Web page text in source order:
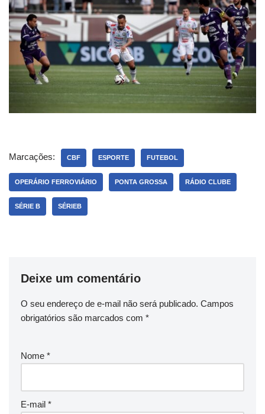
Marcações: CBF ESPORTE FUTEBOL
OPERÁRIO FERROVIÁRIO PONTA GROSSA RÁDIO CLUBE
SÉRIE B SÉRIEB
Deixe um comentário
O seu endereço de e-mail não será publicado. Campos
obrigatórios são marcados com *
Nome *
E-mail *